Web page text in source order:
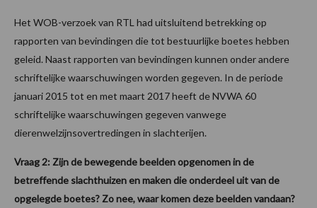
Het WOB-verzoek van RTL had uitsluitend betrekking op
rapporten van bevindingen die tot bestuurlijke boetes hebben
geleid. Naast rapporten van bevindingen kunnen onder andere
schriftelijke waarschuwingen worden gegeven. In de periode
januari 2015 tot en met maart 2017 heeft de NVWA 60
schriftelijke waarschuwingen gegeven vanwege
dierenwelzijnsovertredingen in slachterijen.
Vraag 2: Zijn de bewegende beelden opgenomen in de
betreffende slachthuizen en maken die onderdeel uit van de
opgelegde boetes? Zo nee, waar komen deze beelden vandaan?